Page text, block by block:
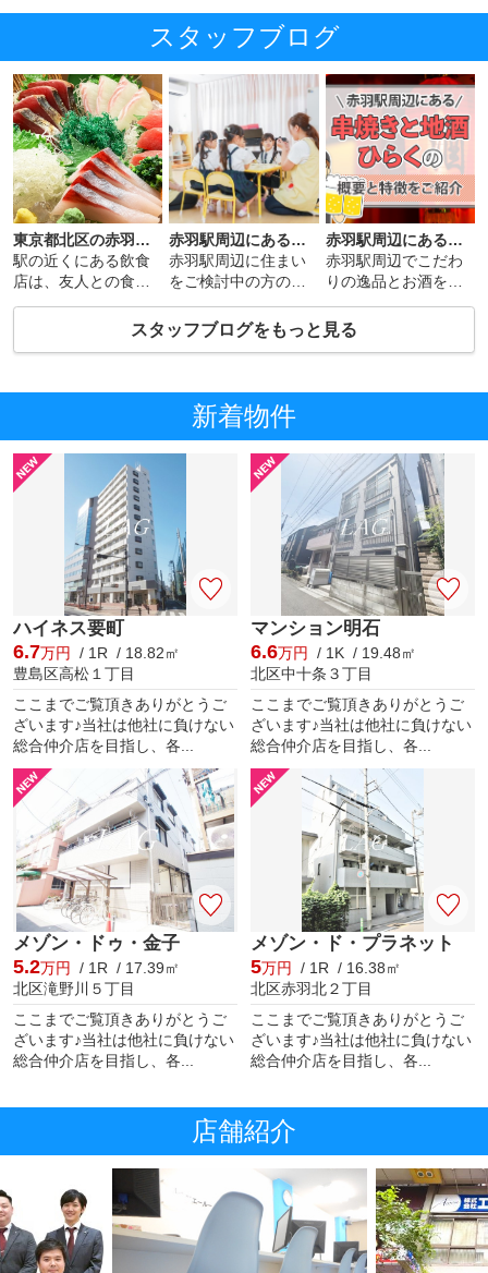
スタッフブログ
東京都北区の赤羽駅周辺にある「たくみ ろまん亭」について解説
駅の近くにある飲食
店は、友人との食事
ど、さまざまなケー
赤羽駅周辺にある「ぽけっとランド赤羽保育園」の概要と特徴をご紹介！
赤羽駅周辺に住まい
をご検討中の方のな
には保育園が欲し
い！」と考えている
赤羽駅周辺にある「串焼きと地酒 ひらく」の概要と特徴をご紹介
赤羽駅周辺でこだわ
りの逸品とお酒を楽
あれば、串焼きと地
酒ひらくがおすすめ
スタッフブログをもっと見る
新着物件
ハイネス要町
6.7万円 / 1R / 18.82㎡
豊島区高松１丁目
ここまでご覧頂きありがとうご
ざいます♪当社は他社に負けない
総合仲介店を目指し、各...
マンション明石
6.6万円 / 1K / 19.48㎡
北区中十条３丁目
ここまでご覧頂きありがとうご
ざいます♪当社は他社に負けない
総合仲介店を目指し、各...
メゾン・ドゥ・金子
5.2万円
/ 1R / 17.39㎡
北区滝野川５丁目
ここまでご覧頂きありがとうご
ざいます♪当社は他社に負けない
総合仲介店を目指し、各...
メゾン・ド・プラネット
5万円
/ 1R / 16.38㎡
北区赤羽北２丁目
ここまでご覧頂きありがとうご
ざいます♪当社は他社に負けない
総合仲介店を目指し、各...
店舗紹介